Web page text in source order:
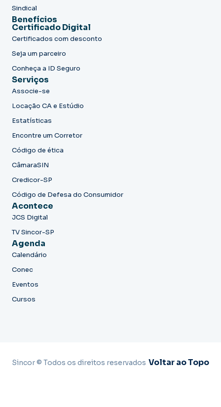
Sindical
Benefícios
Certificado Digital
Certificados com desconto
Seja um parceiro
Conheça a ID Seguro
Serviços
Associe-se
Locação CA e Estúdio
Estatísticas
Encontre um Corretor
Código de ética
CâmaraSIN
Credicor-SP
Código de Defesa do Consumidor
Acontece
JCS Digital
TV Sincor-SP
Agenda
Calendário
Conec
Eventos
Cursos
Sincor © Todos os direitos reservados Voltar ao Topo